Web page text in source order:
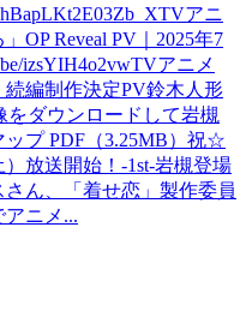
アニ
OP Reveal PV｜2025年7
izsYIH4o2vwTVアニメ
続編制作決定PV鈴木人形
をダウンロードして岩槻
プ PDF（3.25MB）祝☆
放送開始！-1st-岩槻登場
ん、「着せ恋」製作委員
ニメ...